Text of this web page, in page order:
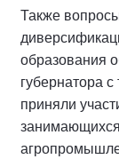
Также
образования
губернатора
приняли